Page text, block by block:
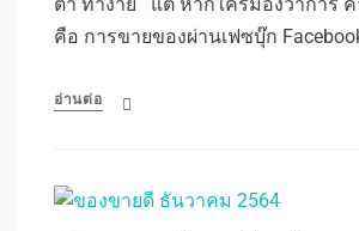
คือ การขายของผ่านเฟซบุ๊ก
อ่านต่อ